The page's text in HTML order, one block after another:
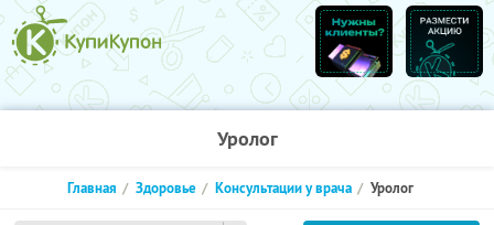
Уролог
Главная Здоровье Консультации у врача Уролог